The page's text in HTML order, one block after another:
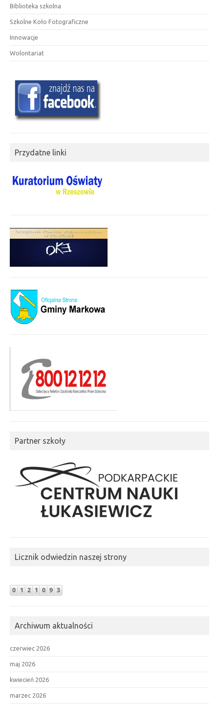
Biblioteka szkolna
Szkolne Koło Fotograficzne
Innowacje
Wolontariat
Przydatne linki
Partner szkoły
Licznik odwiedzin naszej strony
Archiwum aktualności
czerwiec 2026
maj 2026
kwiecień 2026
marzec 2026